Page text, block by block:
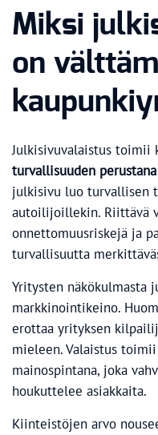
Miksi
on
Julkisivuvalaistus toimii
turvallisuuden perustana
julkisivu luo turvallisen
autoilijoillekin. Riittävä
onnettomuusriskejä ja
turvallisuutta
Yritysten näkökulmasta
markkinointikeino.
erottaa yrityksen
mieleen. Valaistus
mainospintana, joka
houkuttelee asiakkaita.
Kiinteistöjen arvo